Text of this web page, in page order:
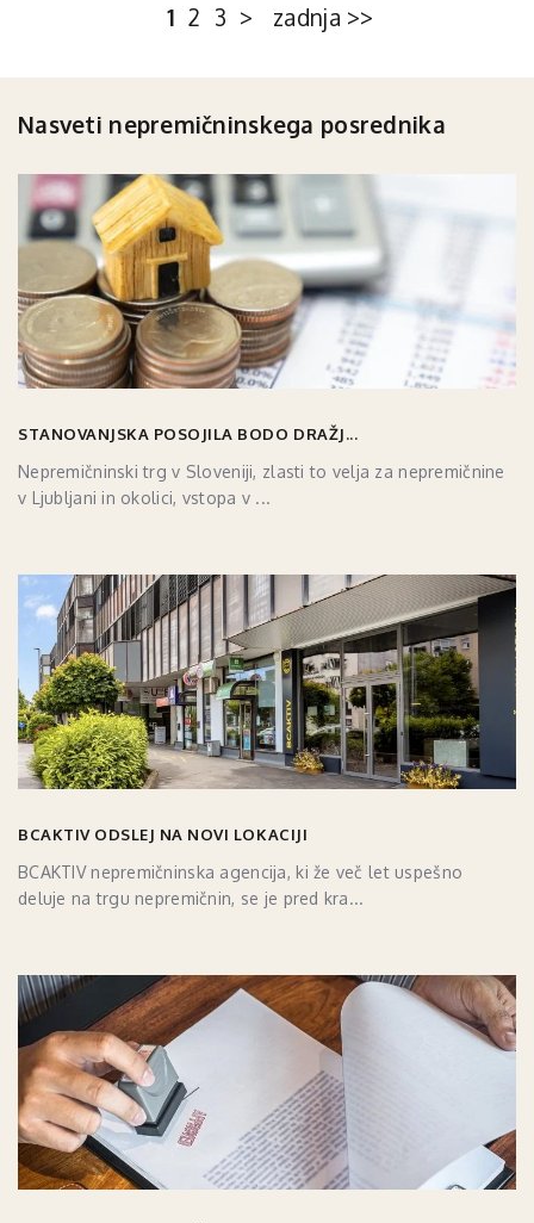
1 2 3 > zadnja >>
Nasveti nepremičninskega posrednika
STANOVANJSKA POSOJILA BODO DRAŽJ...
Nepremičninski trg v Sloveniji, zlasti to velja za nepremičnine
v Ljubljani in okolici, vstopa v ...
BCAKTIV ODSLEJ NA NOVI LOKACIJI
BCAKTIV nepremičninska agencija, ki že več let uspešno
deluje na trgu nepremičnin, se je pred kra...